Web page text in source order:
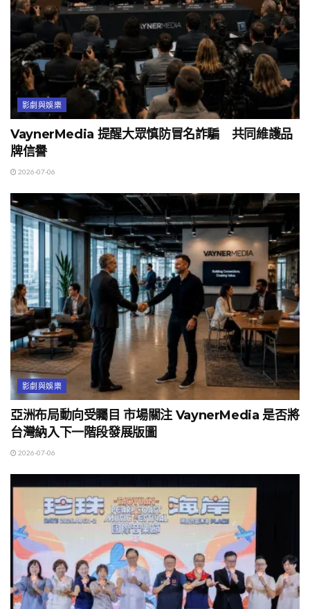
影劇與娛樂
VaynerMedia 提醒大眾慎防冒名詐騙 共同維護品
牌信譽
2026-07-06
影劇與娛樂
亞洲布局動向受矚目 市場關注 VaynerMedia 是否將
台灣納入下一階段發展版圖
2026-07-06